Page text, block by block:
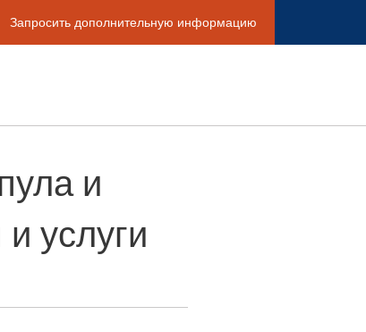
Запросить дополнительную информацию
и
услуги